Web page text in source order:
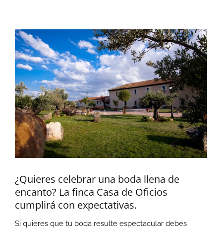
Ver
imagen
más
grande
¿Quieres celebrar una boda llena de
encanto? La finca Casa de Oficios
cumplirá con expectativas.
Si quieres que tu boda resulte espectacular debes